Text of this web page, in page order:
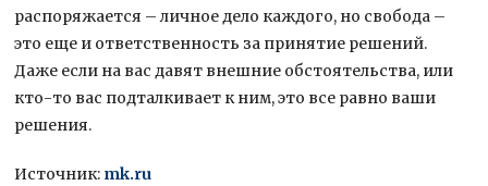
распоряжается – личное дело каждого, но свобода –
это еще и ответственность за принятие решений.
Даже если на вас давят внешние обстоятельства, или
кто-то вас подталкивает к ним, это все равно ваши
решения.
Источник: mk.ru